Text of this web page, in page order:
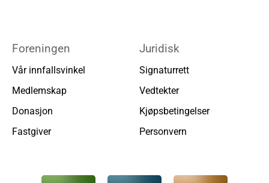
Foreningen
Vår innfallsvinkel
Medlemskap
Donasjon
Fastgiver
Juridisk
Signaturrett
Vedtekter
Kjøpsbetingelser
Personvern